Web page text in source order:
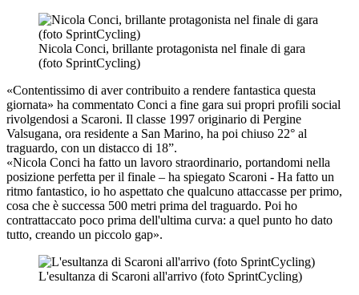
Nicola Conci, brillante protagonista nel finale di gara
(foto SprintCycling)
«Contentissimo di aver contribuito a rendere fantastica questa
giornata» ha commentato Conci a fine gara sui propri profili social
rivolgendosi a Scaroni. Il classe 1997 originario di Pergine
Valsugana, ora residente a San Marino, ha poi chiuso 22° al
traguardo, con un distacco di 18”.
«Nicola Conci ha fatto un lavoro straordinario, portandomi nella
posizione perfetta per il finale – ha spiegato Scaroni - Ha fatto un
ritmo fantastico, io ho aspettato che qualcuno attaccasse per primo,
cosa che è successa 500 metri prima del traguardo. Poi ho
contrattaccato poco prima dell'ultima curva: a quel punto ho dato
tutto, creando un piccolo gap».
L'esultanza di Scaroni all'arrivo (foto SprintCycling)